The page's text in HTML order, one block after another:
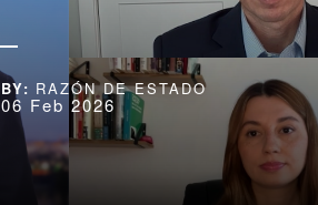
RAZÓN DE ESTADO
06 Feb 2026